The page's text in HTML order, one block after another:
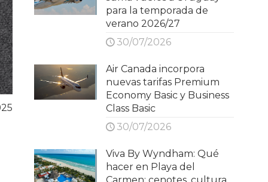
para la temporada de
verano 2026/27
30/07/2026
Air Canada incorpora
nuevas tarifas Premium
Economy Basic y Business
Class Basic
30/07/2026
Viva By Wyndham: Qué
hacer en Playa del